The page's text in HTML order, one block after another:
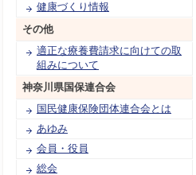
健康づくり情報
その他
適正な療養費請求に向けての取
組みについて
神奈川県国保連合会
国民健康保険団体連合会とは
あゆみ
会員・役員
総会